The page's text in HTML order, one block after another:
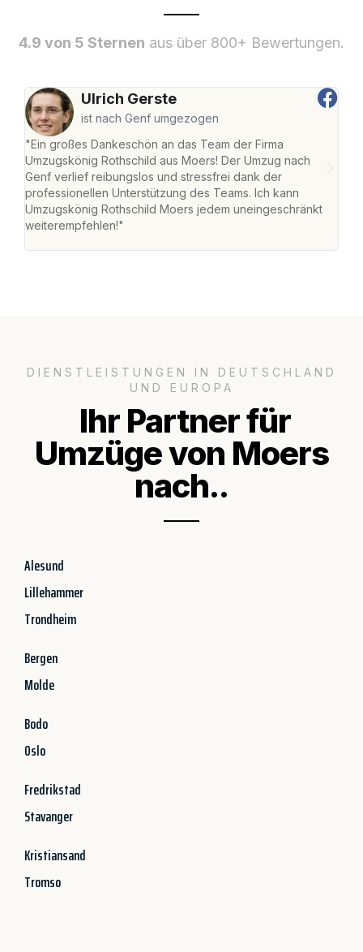
4.9 von 5 Sternen aus über 800+ Bewertungen.
Ulrich Gerste
ist nach Genf umgezogen
"Ein großes Dankeschön an das Team der Firma
Umzugskönig Rothschild aus Moers! Der Umzug nach
Genf verlief reibungslos und stressfrei dank der
professionellen Unterstützung des Teams. Ich kann
Umzugskönig Rothschild Moers jedem uneingeschränkt
weiterempfehlen!"
DIENSTLEISTUNGEN IN DEUTSCHLAND
UND EUROPA
Ihr Partner für
Umzüge von Moers
nach..
Alesund
Lillehammer
Trondheim
Bergen
Molde
Bodo
Oslo
Fredrikstad
Stavanger
Kristiansand
Tromso